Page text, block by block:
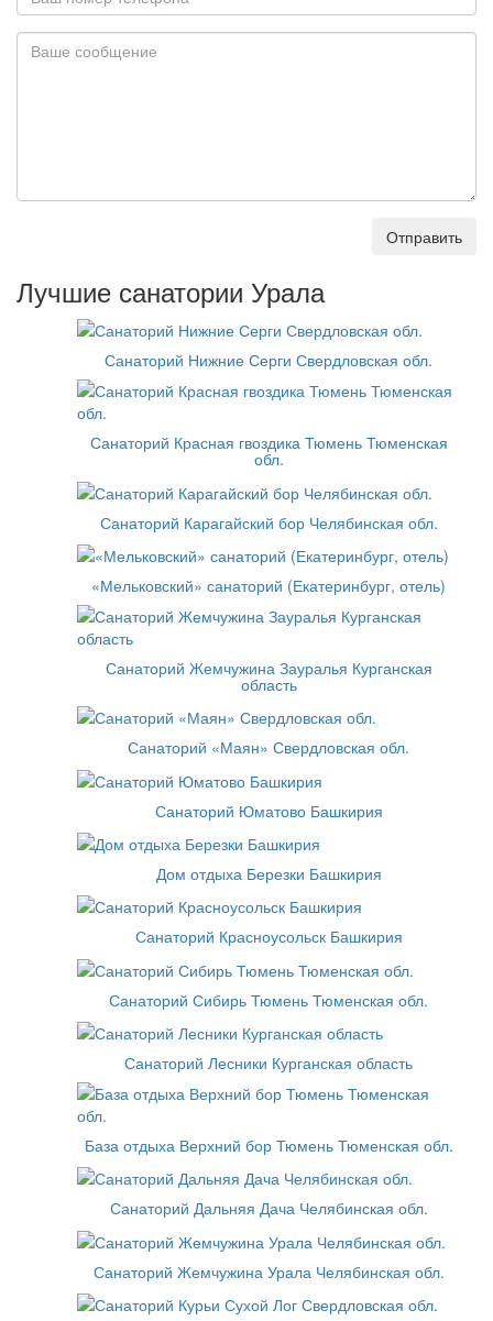
Отправить
Лучшие санатории Урала
Санаторий Нижние Серги Свердловская обл.
Санаторий Красная гвоздика Тюмень Тюменская
обл.
Санаторий Карагайский бор Челябинская обл.
«Мельковский» санаторий (Екатеринбург, отель)
Санаторий Жемчужина Зауралья Курганская
область
Санаторий «Маян» Свердловская обл.
Санаторий Юматово Башкирия
Дом отдыха Березки Башкирия
Санаторий Красноусольск Башкирия
Санаторий Сибирь Тюмень Тюменская обл.
Санаторий Лесники Курганская область
База отдыха Верхний бор Тюмень Тюменская обл.
Санаторий Дальняя Дача Челябинская обл.
Санаторий Жемчужина Урала Челябинская обл.